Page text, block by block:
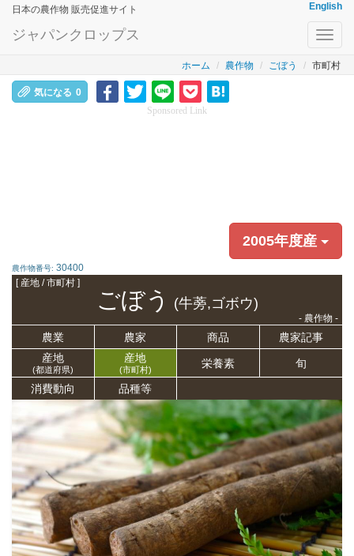
日本の農作物 販売促進サイト English
ジャパンクロップス
ホーム 農作物 ごぼう 市町村
気になる 0
Sponsored Link
2005年度産
農作物番号: 30400
[ 産地 / 市町村 ]
ごぼう (牛蒡,ゴボウ)
- 農作物 -
農業 農家 商品
農家記事
産地
(都道府県)
産地
(市町村) 栄養素 旬
消費動向 品種等